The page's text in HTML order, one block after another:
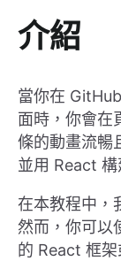
介紹
當你在
面時，你會在
條的動畫流暢
並用 React 構
在本教程中，
然而，你可以
的 React 框架